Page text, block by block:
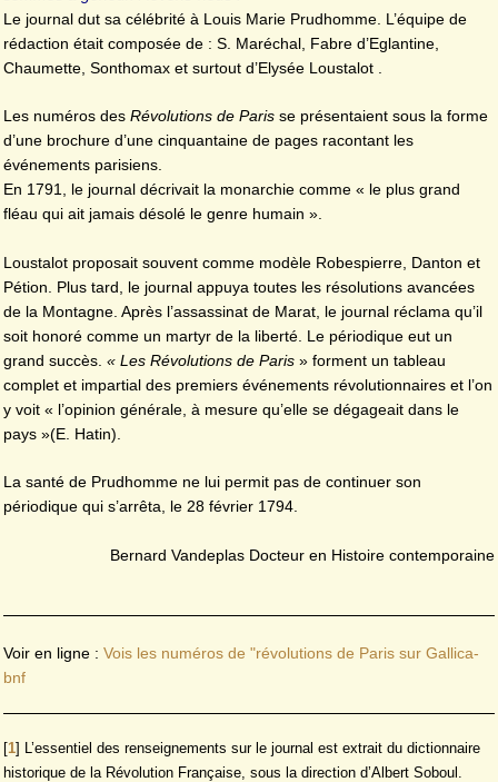
Le journal dut sa célébrité à Louis Marie Prudhomme. L’équipe de
rédaction était composée de : S. Maréchal, Fabre d’Eglantine,
Chaumette, Sonthomax et surtout d’Elysée Loustalot .
Les numéros des Révolutions de Paris se présentaient sous la forme
d’une brochure d’une cinquantaine de pages racontant les
événements parisiens.
En 1791, le journal décrivait la monarchie comme « le plus grand
fléau qui ait jamais désolé le genre humain ».
Loustalot proposait souvent comme modèle Robespierre, Danton et
Pétion. Plus tard, le journal appuya toutes les résolutions avancées
de la Montagne. Après l’assassinat de Marat, le journal réclama qu’il
soit honoré comme un martyr de la liberté. Le périodique eut un
grand succès. « Les Révolutions de Paris » forment un tableau
complet et impartial des premiers événements révolutionnaires et l’on
y voit « l’opinion générale, à mesure qu’elle se dégageait dans le
pays »(E. Hatin).
La santé de Prudhomme ne lui permit pas de continuer son
périodique qui s’arrêta, le 28 février 1794.
Bernard Vandeplas Docteur en Histoire contemporaine
Voir en ligne : Vois les numéros de "révolutions de Paris sur Gallica-
bnf
[1]
L’essentiel des renseignements sur le journal est extrait du dictionnaire
historique de la Révolution Française, sous la direction d’Albert Soboul.